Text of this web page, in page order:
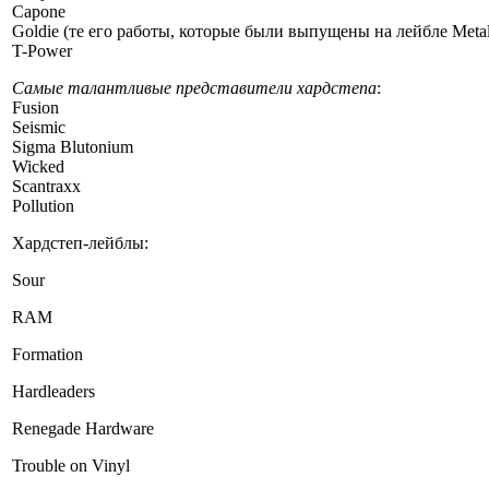
Capone
Goldie (те его работы, которые были выпущены на лейбле
T-Power
Самые талантливые представители хардстепа:
Fusion
Seismic
Sigma Blutonium
Wicked
Scantraxx
Pollution
Хардстеп-лейблы:
Sour
RAM
Formation
Hardleaders
Renegade Hardware
Trouble on Vinyl